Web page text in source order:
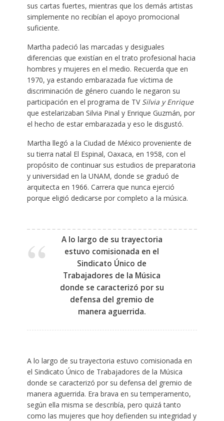
sus cartas fuertes, mientras que los demás artistas
simplemente no recibían el apoyo promocional
suficiente.
Martha padeció las marcadas y desiguales
diferencias que existían en el trato profesional hacia
hombres y mujeres en el medio. Recuerda que en
1970, ya estando embarazada fue víctima de
discriminación de género cuando le negaron su
participación en el programa de TV Silvia y Enrique
que estelarizaban Silvia Pinal y Enrique Guzmán, por
el hecho de estar embarazada y eso le disgustó.
Martha llegó a la Ciudad de México proveniente de
su tierra natal El Espinal, Oaxaca, en 1958, con el
propósito de continuar sus estudios de preparatoria
y universidad en la UNAM, donde se graduó de
arquitecta en 1966. Carrera que nunca ejerció
porque eligió dedicarse por completo a la música.
A lo largo de su trayectoria
estuvo comisionada en el
Sindicato Único de
Trabajadores de la Música
donde se caracterizó por su
defensa del gremio de
manera aguerrida.
A lo largo de su trayectoria estuvo comisionada en
el Sindicato Único de Trabajadores de la Música
donde se caracterizó por su defensa del gremio de
manera aguerrida. Era brava en su temperamento,
según ella misma se describía, pero quizá tanto
como las mujeres que hoy defienden su integridad y